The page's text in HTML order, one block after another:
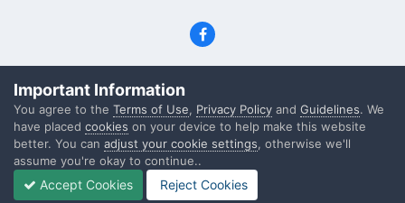
(C) SFF.gr, All rights reserved
Powered by Invision Community
Important Information
You agree to the Terms of Use, Privacy Policy and Guidelines. We
have placed cookies on your device to help make this website
better. You can adjust your cookie settings, otherwise we'll
assume you're okay to continue..
Accept Cookies Reject Cookies